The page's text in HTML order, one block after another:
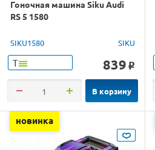
Гоночная машина Siku Audi
RS 5 1580
SIKU1580 SIKU
Т 839 o
В корзину
новинка